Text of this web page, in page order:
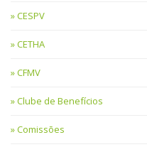
CESPV
CETHA
CFMV
Clube de Benefícios
Comissões